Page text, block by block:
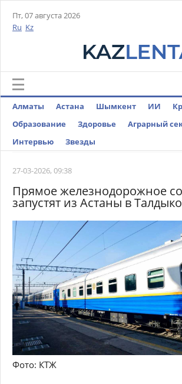
Пт, 07 августа 2026
Ru Kz
Алматы Астана Шымкент ИИ
Образование
Здоровье Аграрный
Интервью
Звезды
27-03-2026, 09:38
Прямое железнодорожное
запустят из Астаны в
Фото: КТЖ